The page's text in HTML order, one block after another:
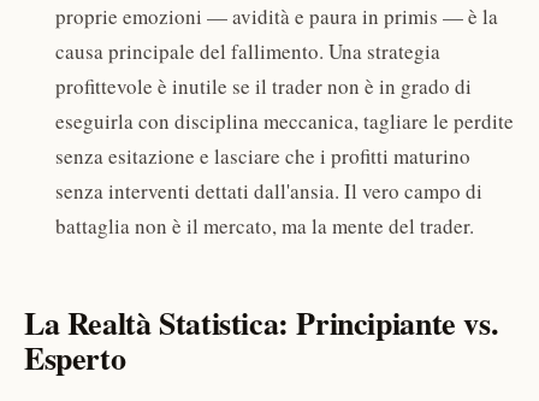
proprie emozioni — avidità e paura in primis — è la
causa principale del fallimento. Una strategia
profittevole è inutile se il trader non è in grado di
eseguirla con disciplina meccanica, tagliare le perdite
senza esitazione e lasciare che i profitti maturino
senza interventi dettati dall'ansia. Il vero campo di
battaglia non è il mercato, ma la mente del trader.
La Realtà Statistica: Principiante vs.
Esperto